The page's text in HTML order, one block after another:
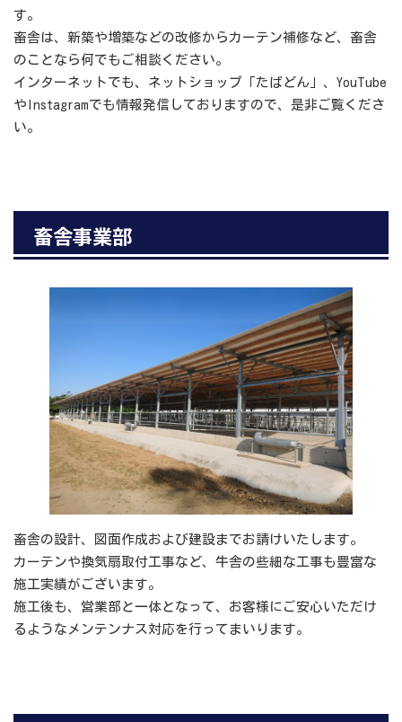
す。
畜舎は、新築や増築などの改修からカーテン補修など、畜舎
のことなら何でもご相談ください。
インターネットでも、ネットショップ「たばどん」、YouTube
やInstagramでも情報発信しておりますので、是非ご覧くださ
い。
畜舎事業部
畜舎の設計、図面作成および建設までお請けいたします。
カーテンや換気扇取付工事など、牛舎の些細な工事も豊富な
施工実績がございます。
施工後も、営業部と一体となって、お客様にご安心いただけ
るようなメンテンナス対応を行ってまいります。